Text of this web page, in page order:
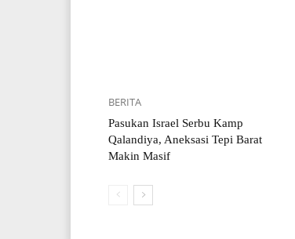
BERITA
Pasukan Israel Serbu Kamp
Qalandiya, Aneksasi Tepi Barat
Makin Masif